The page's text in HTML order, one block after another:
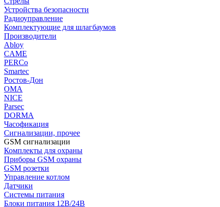
Устройства безопасности
Радиоуправление
Комплектующие для шлагбаумов
Производители
Abloy
CAME
PERCo
Smartec
Ростов-Дон
ОМА
NICE
Parsec
DORMA
Часофикация
Сигнализации, прочее
GSM сигнализации
Комплекты для охраны
Приборы GSM охраны
GSM розетки
Управление котлом
Датчики
Системы питания
Блоки питания 12В/24В